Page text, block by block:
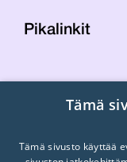
Pikalinkit
Laskutustiedot
Tietosuojaseloste
Tämä
Tämä sivusto käyttää